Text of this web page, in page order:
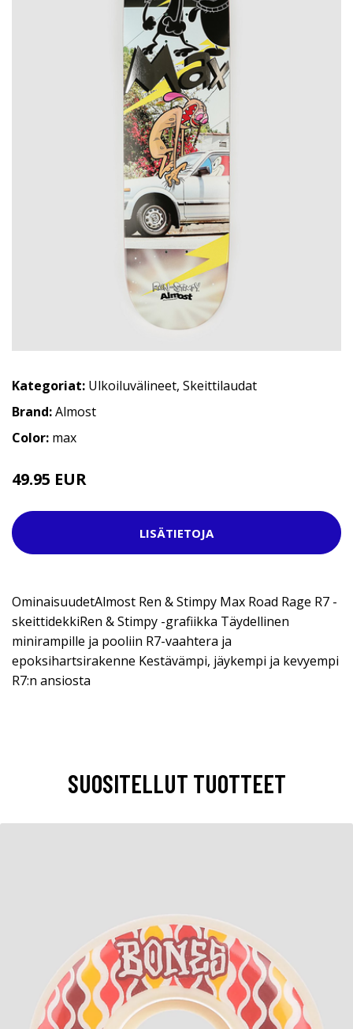
Kategoriat: Ulkoiluvälineet, Skeittilaudat
Brand:Almost
Color: max
49.95 EUR
LISÄTIETOJA
OminaisuudetAlmost Ren & Stimpy Max Road Rage R7 -
skeittidekkiRen & Stimpy -grafiikka Täydellinen
minirampille ja pooliin R7-vaahtera ja
epoksihartsirakenne Kestävämpi, jäykempi ja kevyempi
R7:n ansiosta
SUOSITELLUT TUOTTEET